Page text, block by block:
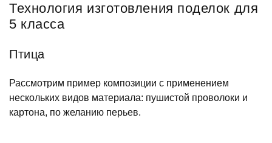
Технология изготовления поделок для
5 класса
Птица
Рассмотрим пример композиции с применением
нескольких видов материала: пушистой проволоки и
картона, по желанию перьев.